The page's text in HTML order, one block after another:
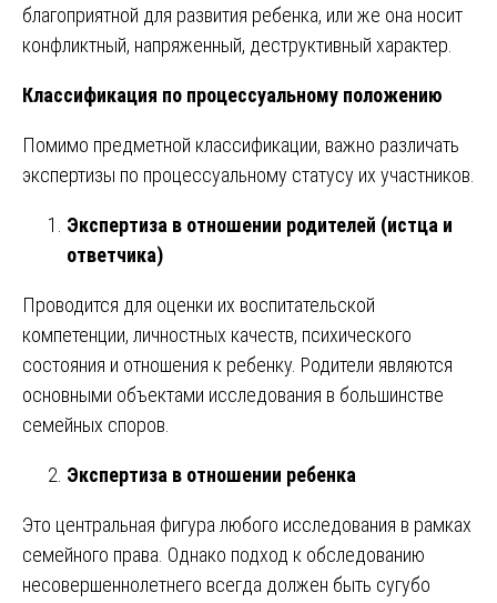
благоприятной для развития ребенка, или же она носит
конфликтный, напряженный, деструктивный характер.
Классификация по процессуальному положению
Помимо предметной классификации, важно различать
экспертизы по процессуальному статусу их участников.
Экспертиза в отношении родителей (истца и
ответчика)
Проводится для оценки их воспитательской
компетенции, личностных качеств, психического
состояния и отношения к ребенку. Родители являются
основными объектами исследования в большинстве
семейных споров.
Экспертиза в отношении ребенка
Это центральная фигура любого исследования в рамках
семейного права. Однако подход к обследованию
несовершеннолетнего всегда должен быть сугубо